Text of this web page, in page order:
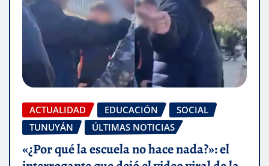
ACTUALIDAD EDUCACIÓN
SOCIAL
TUNUYÁN
ÚLTIMAS NOTICIAS
«¿Por qué la escuela no hace nada?»: el